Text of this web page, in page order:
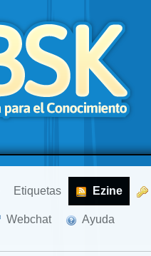
Etiquetas Ezine
Webchat Ayuda